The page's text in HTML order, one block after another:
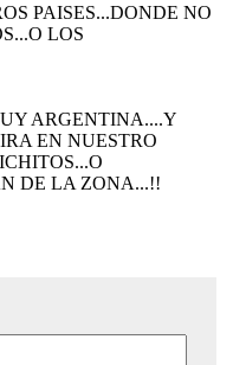
PAISES...DONDE NO
LOS
ARGENTINA....Y
EN NUESTRO
DE LA ZONA...!!